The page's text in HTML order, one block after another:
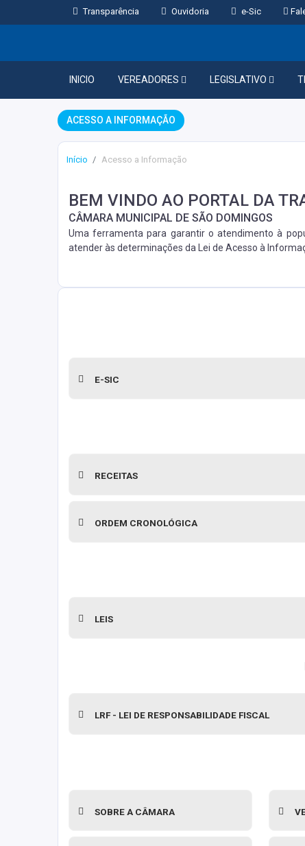
Transparência Ouvidoria e-Sic
INICIO VEREADORES LEGISLATIVO
ACESSO A INFORMAÇÃO
Início Acesso a Informação
BEM VINDO AO PORTAL DA
CÂMARA MUNICIPAL DE SÃO DOMINGOS
Uma ferramenta para garantir o atendimento à
atender às determinações da Lei de Acesso à
E-SIC
RECEITAS
ORDEM CRONOLÓGICA
LEIS
LRF - LEI DE RESPONSABILIDADE FISCAL
SOBRE A CÂMARA